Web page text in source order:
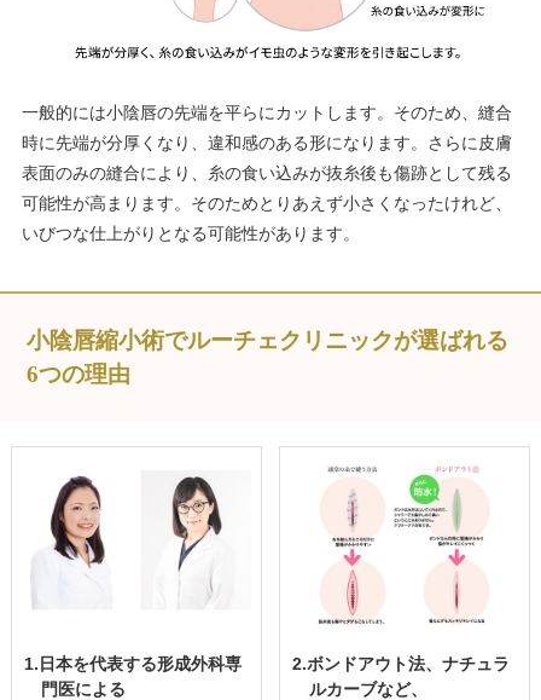
一般的には小陰唇の先端を平らにカットします。そのため、縫合
時に先端が分厚くなり、違和感のある形になります。 さらに皮膚
表面のみの縫合により、糸の食い込みが抜糸後も傷跡として残る
可能性が高まります。そのためとりあえず小さくなったけれど、
いびつな仕上がりとなる可能性があります。
小陰唇縮小術でルーチェクリニックが選ばれる
6つの理由
1.日本を代表する形成外科専
門医による
2.ボンドアウト法、ナチュラ
ルカーブなど、